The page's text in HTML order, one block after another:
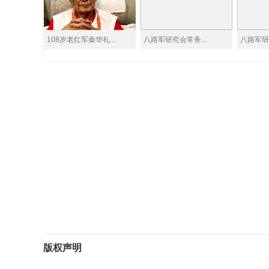
108岁老红军秦华礼... 八路军研究会常务... 八路军
版权声明